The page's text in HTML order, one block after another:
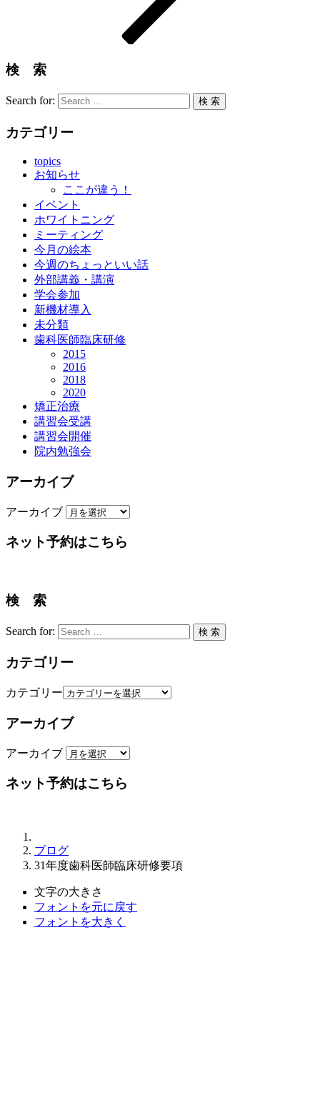
検 索
Search for: 検 索
カテゴリー
topics
お知らせ
ここが違う！
イベント
ホワイトニング
ミーティング
今月の絵本
今週のちょっといい話
外部講義・講演
学会参加
新機材導入
未分類
歯科医師臨床研修
2015
2016
2018
2020
矯正治療
講習会受講
講習会開催
院内勉強会
アーカイブ
アーカイブ
ネット予約はこちら
検 索
Search for: 検 索
カテゴリー
カテゴリー
アーカイブ
アーカイブ
ネット予約はこちら
ブログ
31年度歯科医師臨床研修要項
文字の大きさ
フォントを元に戻す
フォントを大きく